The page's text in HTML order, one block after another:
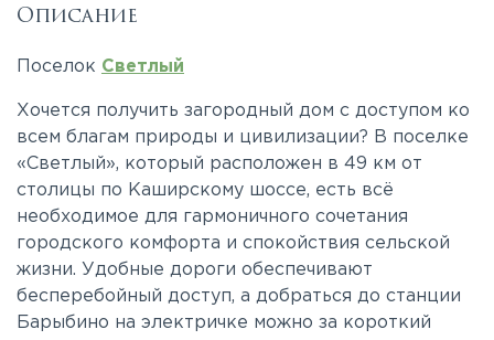
Описание
Поселок Светлый
Хочется получить загородный дом с доступом ко
всем благам природы и цивилизации? В поселке
«Светлый», который расположен в 49 км от
столицы по Каширскому шоссе, есть всё
необходимое для гармоничного сочетания
городского комфорта и спокойствия сельской
жизни. Удобные дороги обеспечивают
бесперебойный доступ, а добраться до станции
Барыбино на электричке можно за короткий